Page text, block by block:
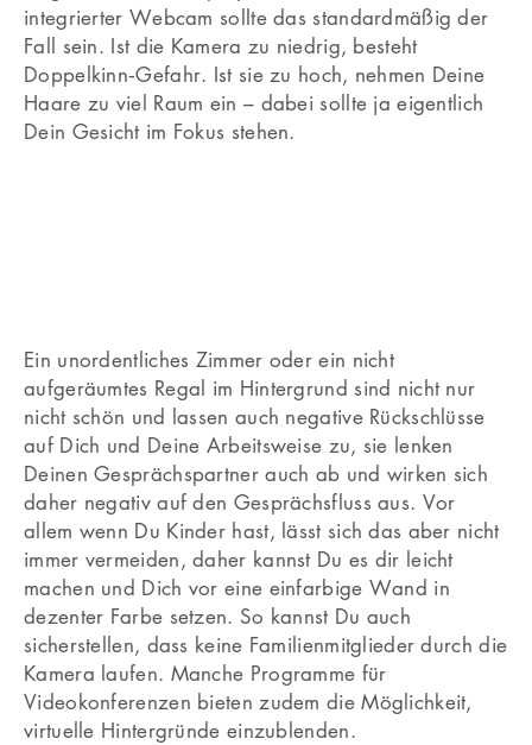
integrierter Webcam sollte das standardmäßig der
Fall sein. Ist die Kamera zu niedrig, besteht
Doppelkinn‐Gefahr. Ist sie zu hoch, nehmen Deine
Haare zu viel Raum ein – dabei sollte ja eigentlich
Dein Gesicht im Fokus stehen.
Ein unordentliches Zimmer oder ein nicht
aufgeräumtes Regal im Hintergrund sind nicht nur
nicht schön und lassen auch negative Rückschlüsse
auf Dich und Deine Arbeitsweise zu, sie lenken
Deinen Gesprächspartner auch ab und wirken sich
daher negativ auf den Gesprächsfluss aus. Vor
allem wenn Du Kinder hast, lässt sich das aber nicht
immer vermeiden, daher kannst Du es dir leicht
machen und Dich vor eine einfarbige Wand in
dezenter Farbe setzen. So kannst Du auch
sicherstellen, dass keine Familienmitglieder durch die
Kamera laufen. Manche Programme für
Videokonferenzen bieten zudem die Möglichkeit,
virtuelle Hintergründe einzublenden.